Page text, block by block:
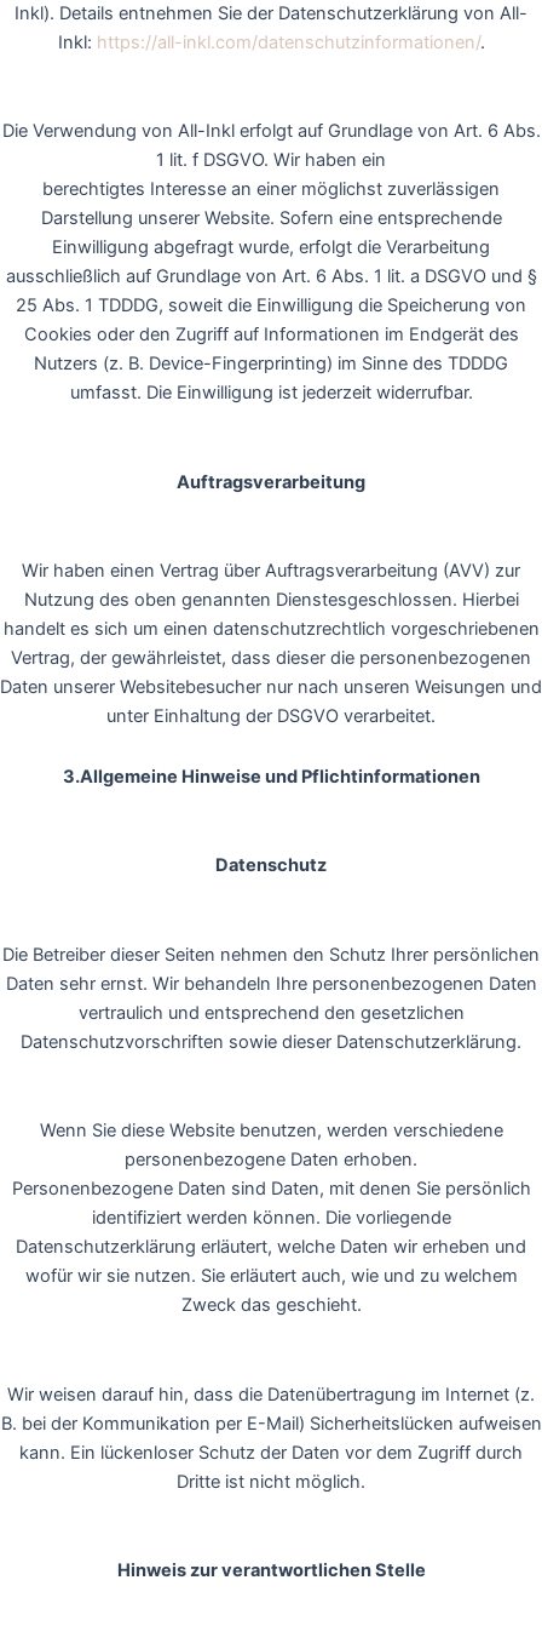
Inkl). Details entnehmen Sie der Datenschutzerklärung von All-
Inkl: https://all-inkl.com/datenschutzinformationen/.
Die Verwendung von All-Inkl erfolgt auf Grundlage von Art. 6 Abs.
1 lit. f DSGVO. Wir haben ein
berechtigtes Interesse an einer möglichst zuverlässigen
Darstellung unserer Website. Sofern eine entsprechende
Einwilligung abgefragt wurde, erfolgt die Verarbeitung
ausschließlich auf Grundlage von Art. 6 Abs. 1 lit. a DSGVO und §
25 Abs. 1 TDDDG, soweit die Einwilligung die Speicherung von
Cookies oder den Zugriff auf Informationen im Endgerät des
Nutzers (z. B. Device-Fingerprinting) im Sinne des TDDDG
umfasst. Die Einwilligung ist jederzeit widerrufbar.
Auftragsverarbeitung
Wir haben einen Vertrag über Auftragsverarbeitung (AVV) zur
Nutzung des oben genannten Dienstesgeschlossen. Hierbei
handelt es sich um einen datenschutzrechtlich vorgeschriebenen
Vertrag, der gewährleistet, dass dieser die personenbezogenen
Daten unserer Websitebesucher nur nach unseren Weisungen und
unter Einhaltung der DSGVO verarbeitet.
3.Allgemeine Hinweise und Pflichtinformationen
Datenschutz
Die Betreiber dieser Seiten nehmen den Schutz Ihrer persönlichen
Daten sehr ernst. Wir behandeln Ihre personenbezogenen Daten
vertraulich und entsprechend den gesetzlichen
Datenschutzvorschriften sowie dieser Datenschutzerklärung.
Wenn Sie diese Website benutzen, werden verschiedene
personenbezogene Daten erhoben.
Personenbezogene Daten sind Daten, mit denen Sie persönlich
identifiziert werden können. Die vorliegende
Datenschutzerklärung erläutert, welche Daten wir erheben und
wofür wir sie nutzen. Sie erläutert auch, wie und zu welchem
Zweck das geschieht.
Wir weisen darauf hin, dass die Datenübertragung im Internet (z.
B. bei der Kommunikation per E-Mail) Sicherheitslücken aufweisen
kann. Ein lückenloser Schutz der Daten vor dem Zugriff durch
Dritte ist nicht möglich.
Hinweis zur verantwortlichen Stelle